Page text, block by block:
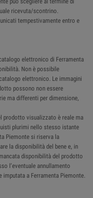
ricevuta/scontrino.
tempestivamente entro e
elettronico di Ferramenta
Non è possibile
elettronico. Le immagini
possono non essere
ma differenti per dimensione,
prodotto visualizzato è reale ma
plurimi nello stesso istante
Piemonte si riserva la
la disponibilità del bene e, in
disponibilità del prodotto
l’eventuale annullamento
imputata a Ferramenta Piemonte.